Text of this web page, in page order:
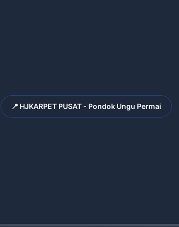
📍 HJKARPET PUSAT - Pondok Ungu Permai